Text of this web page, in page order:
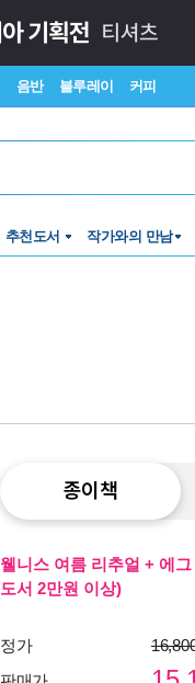
음반 블루레이 커피
추천도서 작가와의 만남
종이책
웰니스 여름 리추얼 + 에
도서 2만원 이상)
정가